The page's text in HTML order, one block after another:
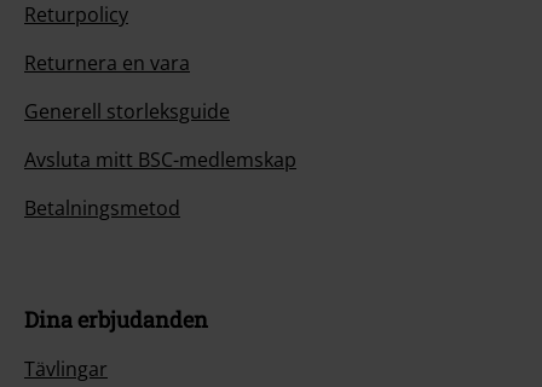
Returpolicy
Returnera en vara
Generell storleksguide
Avsluta mitt BSC-medlemskap
Betalningsmetod
Dina erbjudanden
Tävlingar